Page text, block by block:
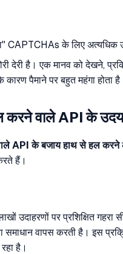
CAPTCHAs के लिए
देरी है। एक मानव को देखने,
कारण पैमाने पर बहुत महंगा होता
वाले API के उदय
API के बजाय हाथ से हल करने
हैं।
उदाहरणों पर प्रशिक्षित
वापस करती है। इस
है।